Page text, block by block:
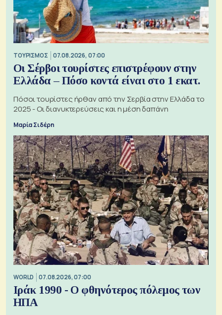
ΤΟΥΡΙΣΜΟΣ 07.08.2026, 07:00
Οι Σέρβοι τουρίστες επιστρέφουν στην
Ελλάδα – Πόσο κοντά είναι στο 1 εκατ.
Πόσοι τουρίστες ήρθαν από την Σερβία στην Ελλάδα το
2025 - Οι διανυκτερεύσεις και η μέση δαπάνη
Μαρία Σιδέρη
WORLD 07.08.2026, 07:00
Ιράκ 1990 - Ο φθηνότερος πόλεμος των
ΗΠΑ